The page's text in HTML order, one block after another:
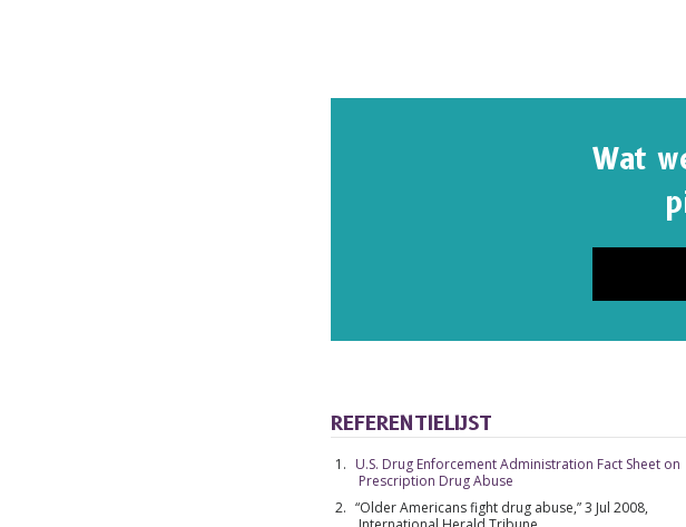
Wat
REFERENTIELIJST
U.S. Drug Enforcement Administration Fact Sheet on
Prescription Drug Abuse
“Older Americans fight drug abuse,” 3 Jul 2008,